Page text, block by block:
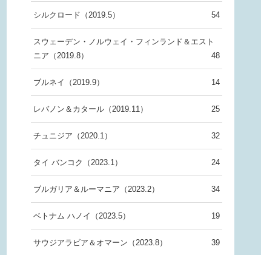
シルクロード（2019.5） 54
スウェーデン・ノルウェイ・フィンランド＆エスト
ニア（2019.8）
48
ブルネイ（2019.9） 14
レバノン＆カタール（2019.11） 25
チュニジア（2020.1） 32
タイ バンコク（2023.1） 24
ブルガリア＆ルーマニア（2023.2） 34
ベトナム ハノイ（2023.5） 19
サウジアラビア＆オマーン（2023.8） 39